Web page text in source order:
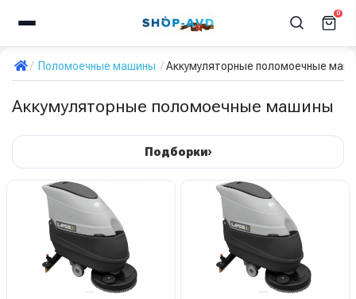
0
Поломоечные машины Аккумуляторные поломоечные
Аккумуляторные поломоечные машины
Подборки›